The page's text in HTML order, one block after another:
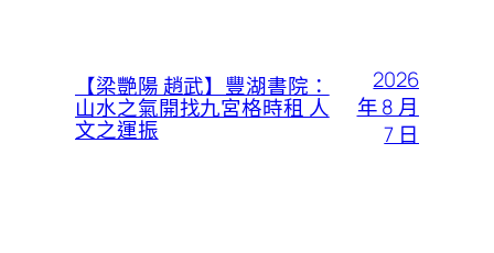
【梁艷陽 趙武】豐湖書院：
山水之氣開找九宮格時租 人
文之運振
2026
年 8 月
7 日